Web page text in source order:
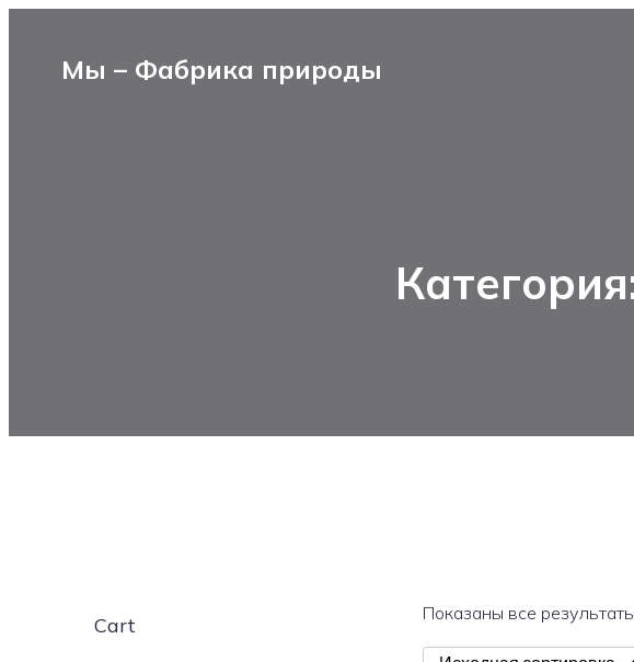
Мы – Фабрика природы
Cart
Показаны все